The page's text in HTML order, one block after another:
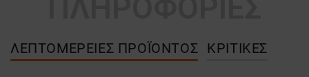
ΛΕΠΤΟΜΈΡΕΙΕΣ ΠΡΟΪΌΝΤΟΣ ΚΡΙΤΙΚΈΣ